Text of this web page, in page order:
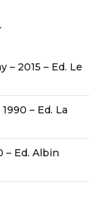
– 2015 – Ed. Le
– Ed. La
– Ed. Albin